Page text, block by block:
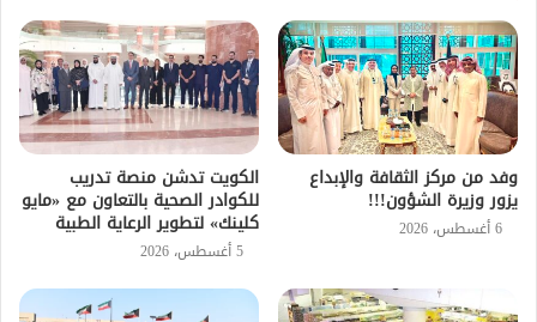
وفد من مركز الثقافة والإبداع
يزور وزيرة الشؤون!!!
6 أغسطس، 2026
الكويت تدشن منصة تدريب
للكوادر الصحية بالتعاون مع «مايو
كلينك» لتطوير الرعاية الطبية
5 أغسطس، 2026